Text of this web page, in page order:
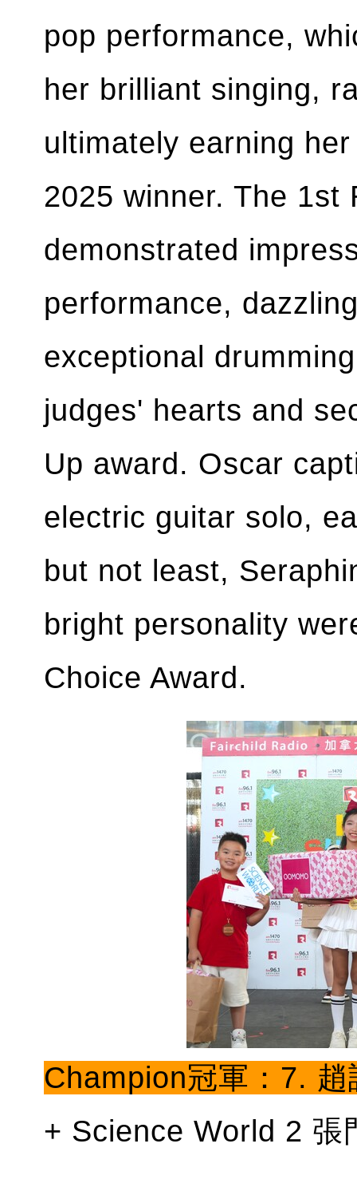
pop performance,
her brilliant singing,
ultimately earning
2025 winner. The 1st
demonstrated
performance,
exceptional
judges' hearts and
Up award. Oscar
electric guitar solo,
but not least,
bright personality
Choice Award.
Champion冠軍：7.
+ Science World 2 張